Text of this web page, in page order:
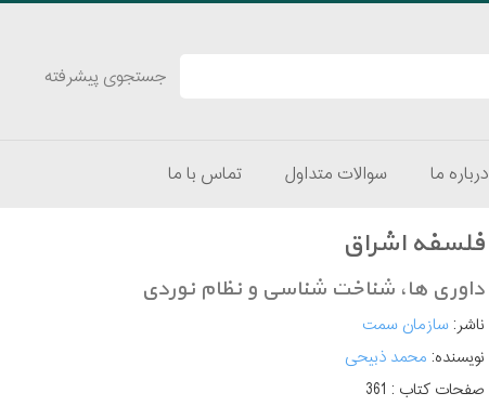
جستجوی پیشرفته
درباره ما سوالات متداول تماس با ما
فلسفه اشراق
داوری ها، شناخت شناسی و نظام نوردی
ناشر:سازمان سمت
نویسنده: محمد ذبیحی
صفحات کتاب : 361